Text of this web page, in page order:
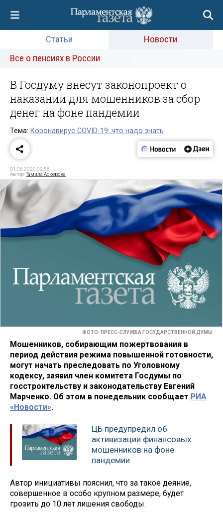
Статьи
Новости
Все о пенсиях в России
В Госдуму внесут законопроект о
наказании для мошенников за сбор
денег на фоне пандемии
Тема: Коронавирус COVID-19: что надо знать
01.06.2020 09:58
Автор:Тамила Аскерова
ФОТО: ПРЕСС-СЛУЖБА ГОСУДАРСТВЕННОЙ ДУМЫ
Мошенников, собирающим пожертвования в
период действия режима повышенной готовности,
могут начать преследовать по Уголовному
кодексу, заявил член комитета Госдумы по
госстроительству и законодательству Евгений
Марченко. Об этом в понедельник сообщает РИА
«Новости».
ЦБ предупредил об
активизации финансовых
мошенников на фоне
пандемии
Автор инициативы пояснил, что за такое деяние,
совершенное в особо крупном размере, будет
грозить до 10 лет лишения свободы.